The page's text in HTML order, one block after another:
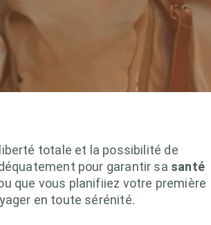
totale et la possibilité de
pour garantir sa santé
que vous planifiiez votre première
en toute sérénité.